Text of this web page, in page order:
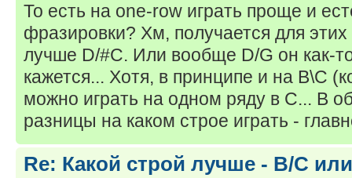
То есть на one-row играть проще и
фразировки? Хм, получается для
лучше D/#C. Или вообще D/G он как-
кажется... Хотя, в принципе и на B\C
можно играть на одном ряду в С... В
разницы на каком строе играть -
Re: Какой строй лучше - B/C